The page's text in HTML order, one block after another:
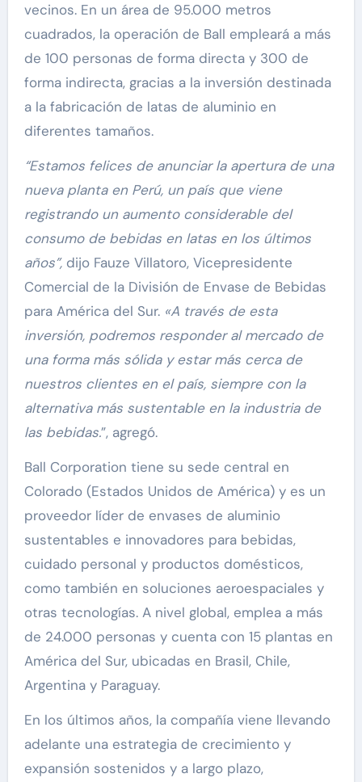
vecinos. En un área de 95.000 metros
cuadrados, la operación de Ball empleará a más
de 100 personas de forma directa y 300 de
forma indirecta, gracias a la inversión destinada
a la fabricación de latas de aluminio en
diferentes tamaños.
“Estamos felices de anunciar la apertura de una
nueva planta en Perú, un país que viene
registrando un aumento considerable del
consumo de bebidas en latas en los últimos
años”, dijo Fauze Villatoro, Vicepresidente
Comercial de la División de Envase de Bebidas
para América del Sur. «A través de esta
inversión, podremos responder al mercado de
una forma más sólida y estar más cerca de
nuestros clientes en el país, siempre con la
alternativa más sustentable en la industria de
las bebidas.”, agregó.
Ball Corporation tiene su sede central en
Colorado (Estados Unidos de América) y es un
proveedor líder de envases de aluminio
sustentables e innovadores para bebidas,
cuidado personal y productos domésticos,
como también en soluciones aeroespaciales y
otras tecnologías. A nivel global, emplea a más
de 24.000 personas y cuenta con 15 plantas en
América del Sur, ubicadas en Brasil, Chile,
Argentina y Paraguay.
En los últimos años, la compañía viene llevando
adelante una estrategia de crecimiento y
expansión sostenidos y a largo plazo,